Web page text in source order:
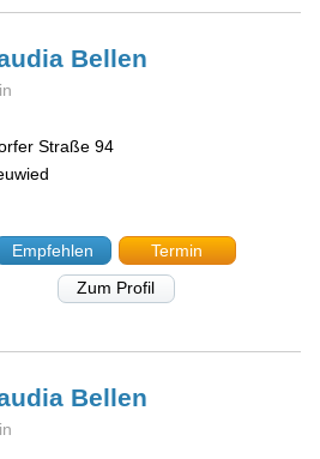
Bellen
Straße 94
Empfehlen
Termin
Zum Profil
Bellen